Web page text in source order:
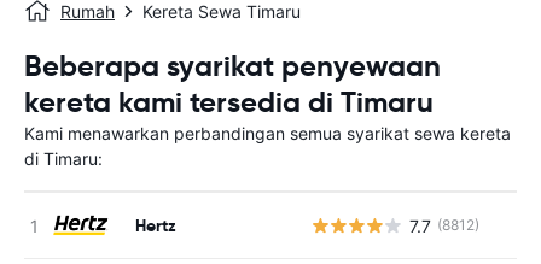
Rumah Kereta Sewa Timaru
Beberapa syarikat penyewaan
kereta kami tersedia di Timaru
Kami menawarkan perbandingan semua syarikat sewa kereta
di Timaru:
Hertz 7.7 (8812)